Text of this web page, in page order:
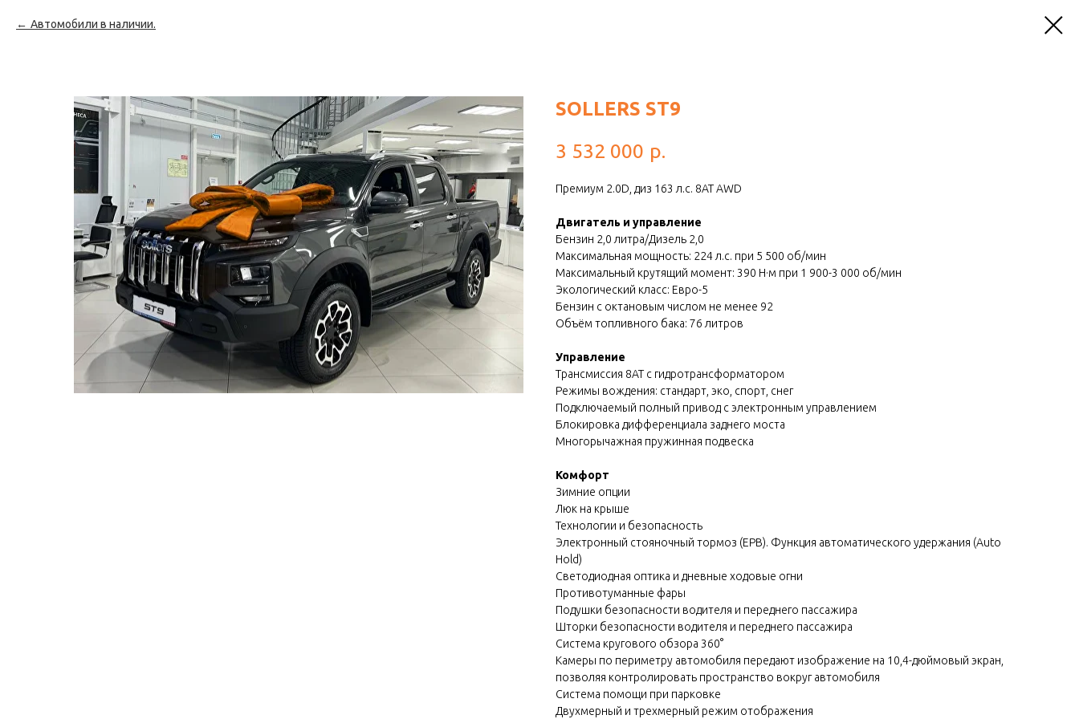
Автомобили в наличии.
SOLLERS ST9
3 532 000 р.
Премиум 2.0D, диз 163 л.с. 8АТ AWD
Двигатель и управление
Бензин 2,0 литра/Дизель 2,0
Максимальная мощность: 224 л.с. при 5 500 об/мин
Максимальный крутящий момент: 390 Н·м при 1 900-3 000 об/мин
Экологический класс: Евро-5
Бензин с октановым числом не менее 92
Объём топливного бака: 76 литров
Управление
Трансмиссия 8АТ с гидротрансформатором
Режимы вождения: стандарт, эко, спорт, снег
Подключаемый полный привод с электронным управлением
Блокировка дифференциала заднего моста
Многорычажная пружинная подвеска
Комфорт
Зимние опции
Люк на крыше
Технологии и безопасность
Электронный стояночный тормоз (EPB). Функция автоматического удержания (Auto
Hold)
Светодиодная оптика и дневные ходовые огни
Противотуманные фары
Подушки безопасности водителя и переднего пассажира
Шторки безопасности водителя и переднего пассажира
Система кругового обзора 360°
Камеры по периметру автомобиля передают изображение на 10,4-дюймовый экран,
позволяя контролировать пространство вокруг автомобиля
Система помощи при парковке
Двухмерный и трехмерный режим отображения